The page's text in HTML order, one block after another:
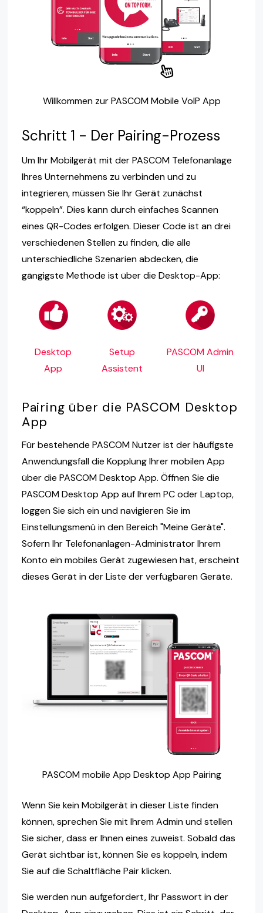
Willkommen zur PASCOM Mobile VoIP App
Schritt 1 - Der Pairing-Prozess
Um Ihr Mobilgerät mit der PASCOM Telefonanlage
Ihres Unternehmens zu verbinden und zu
integrieren, müssen Sie Ihr Gerät zunächst
“koppeln”. Dies kann durch einfaches Scannen
eines QR-Codes erfolgen. Dieser Code ist an drei
verschiedenen Stellen zu finden, die alle
unterschiedliche Szenarien abdecken, die
gängigste Methode ist über die Desktop-App:
Desktop
App
Setup
Assistent
PASCOM Admin
UI
Pairing über die PASCOM Desktop
App
Für bestehende PASCOM Nutzer ist der häufigste
Anwendungsfall die Kopplung Ihrer mobilen App
über die PASCOM Desktop App. Öffnen Sie die
PASCOM Desktop App auf Ihrem PC oder Laptop,
loggen Sie sich ein und navigieren Sie im
Einstellungsmenü in den Bereich "Meine Geräte".
Sofern Ihr Telefonanlagen-Administrator Ihrem
Konto ein mobiles Gerät zugewiesen hat, erscheint
dieses Gerät in der Liste der verfügbaren Geräte.
PASCOM mobile App Desktop App Pairing
Wenn Sie kein Mobilgerät in dieser Liste finden
können, sprechen Sie mit Ihrem Admin und stellen
Sie sicher, dass er Ihnen eines zuweist. Sobald das
Gerät sichtbar ist, können Sie es koppeln, indem
Sie auf die Schaltfläche Pair klicken.
Sie werden nun aufgefordert, Ihr Passwort in der